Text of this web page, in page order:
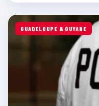
GUADELOUPE & GUYANE